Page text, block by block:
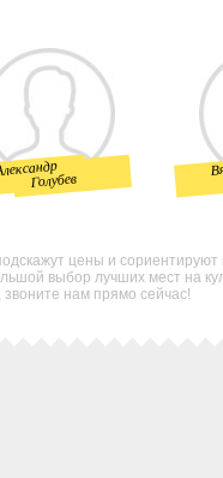
Голубев
цены и
выбор лучших мест на
нам прямо сейчас!